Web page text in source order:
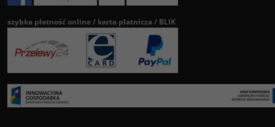
szybka płatność online / karta płatnicza / BLIK